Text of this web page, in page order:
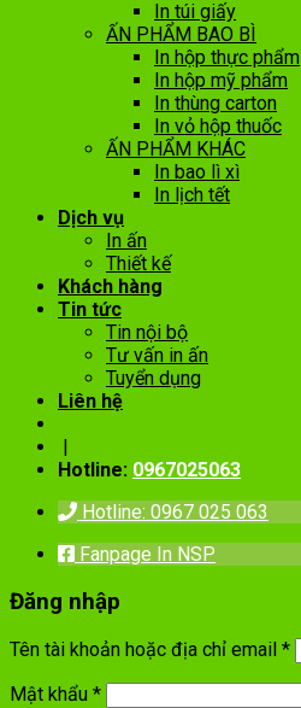
In túi giấy
ẤN PHẨM BAO BÌ
In hộp thực phẩm
In hộp mỹ phẩm
In thùng carton
In vỏ hộp thuốc
ẤN PHẨM KHÁC
In bao lì xì
In lịch tết
Dịch vụ
In ấn
Thiết kế
Khách hàng
Tin tức
Tin nội bộ
Tư vấn in ấn
Tuyển dụng
Liên hệ
Hotline: 0967025063
Hotline: 0967 025 063
Fanpage In NSP
Đăng nhập
Tên tài khoản hoặc địa chỉ email *
Mật khẩu *